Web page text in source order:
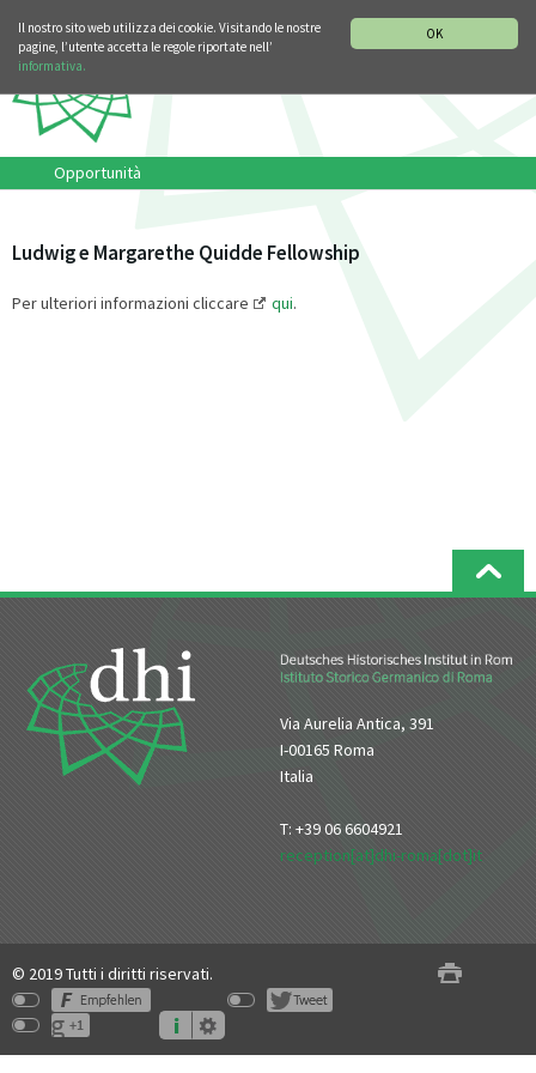
OK
Il nostro sito web utilizza dei cookie. Visitando le nostre
pagine, l’utente accetta le regole riportate nell’
informativa.
Opportunità
Ludwig e Margarethe Quidde Fellowship
Per ulteriori informazioni cliccare qui.
Via Aurelia Antica, 391
I-00165 Roma
Italia
T: +39 06 6604921
reception[at]dhi-roma[dot]it
© 2019 Tutti i diritti riservati.